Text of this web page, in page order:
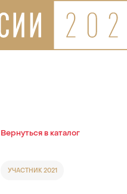
Вернуться в каталог
УЧАСТНИК 2021